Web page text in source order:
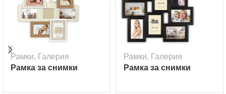
Рамки, Галерия
Рамка за снимки
Рамки, Галерия
Рамка за снимки